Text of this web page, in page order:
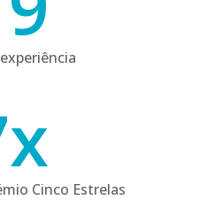
7
x
Cinco Estrelas